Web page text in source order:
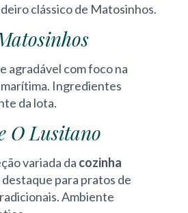
clássico de Matosinhos.
agradável com foco na
Ingredientes
da lota.
O Lusitano
variada da cozinha
destaque para pratos de
Ambiente